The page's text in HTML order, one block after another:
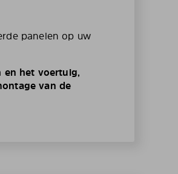
panelen op uw
en het voertuig,
van de